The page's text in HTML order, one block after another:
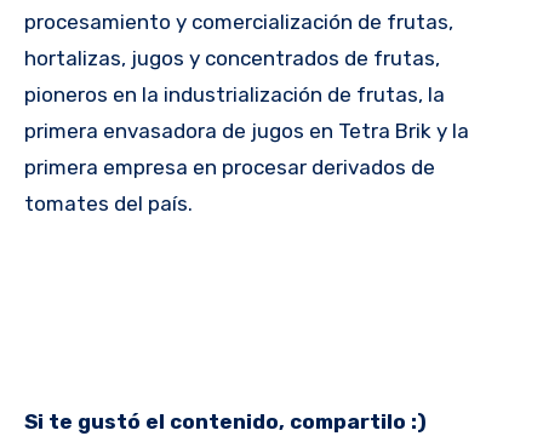
procesamiento y comercialización de frutas,
hortalizas, jugos y concentrados de frutas,
pioneros en la industrialización de frutas, la
primera envasadora de jugos en Tetra Brik y la
primera empresa en procesar derivados de
tomates del país.
Si te gustó el contenido, compartilo :)